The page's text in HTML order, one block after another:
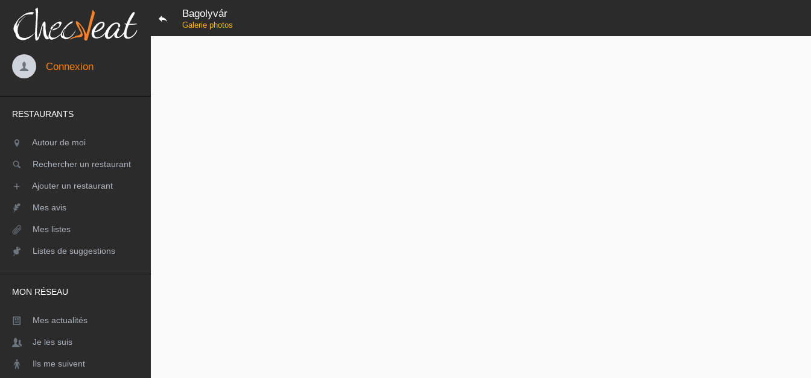
Bagolyvár
Galerie photos
Connexion
RESTAURANTS
Autour de moi
Rechercher un restaurant
Ajouter un restaurant
Mes avis
Mes listes
Listes de suggestions
MON RÉSEAU
Mes actualités
Je les suis
Ils me suivent